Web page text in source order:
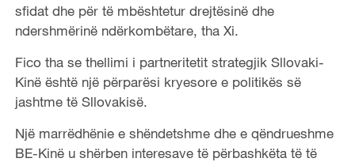
sfidat dhe për të mbështetur drejtësinë dhe
ndershmërinë ndërkombëtare, tha Xi.
Fico tha se thellimi i partneritetit strategjik Sllovaki-
Kinë është një përparësi kryesore e politikës së
jashtme të Sllovakisë.
Një marrëdhënie e shëndetshme dhe e qëndrueshme
BE-Kinë u shërben interesave të përbashkëta të të